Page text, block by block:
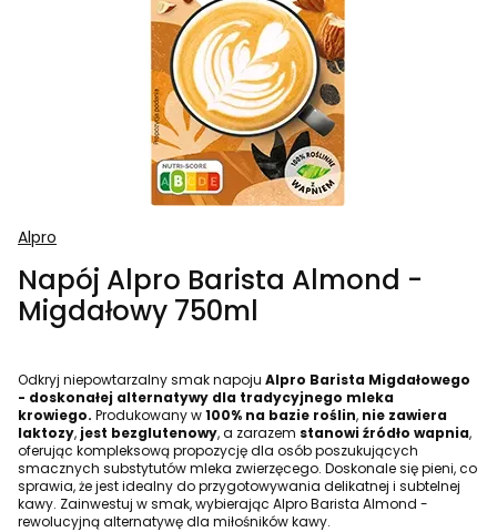
Alpro
Napój Alpro Barista Almond -
Migdałowy 750ml
Odkryj niepowtarzalny smak napoju Alpro Barista Migdałowego
- doskonałej alternatywy dla tradycyjnego mleka
krowiego. Produkowany w100% na bazie roślin, nie zawiera
laktozy, jest bezglutenowy, a zarazem stanowi źródło wapnia,
oferując kompleksową propozycję dla osób poszukujących
smacznych substytutów mleka zwierzęcego. Doskonale się pieni, co
sprawia, że jest idealny do przygotowywania delikatnej i subtelnej
kawy. Zainwestuj w smak, wybierając Alpro Barista Almond -
rewolucyjną alternatywę dla miłośników kawy.